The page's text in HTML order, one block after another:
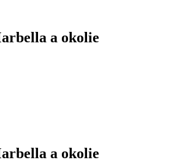
a okolie
a okolie